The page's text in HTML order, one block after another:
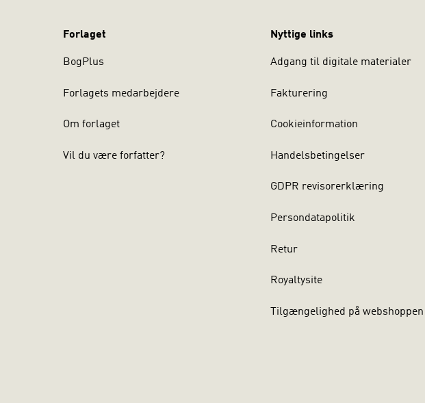
Forlaget
BogPlus
Forlagets medarbejdere
Om forlaget
Vil du være forfatter?
Nyttige links
Adgang til digitale materialer
Fakturering
Cookieinformation
Handelsbetingelser
GDPR revisorerklæring
Persondatapolitik
Retur
Royaltysite
Tilgængelighed på webshoppen